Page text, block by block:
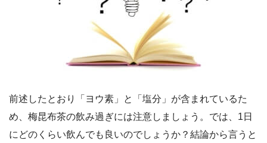
前述したとおり「ヨウ素」と「塩分」が含まれているた
め、梅昆布茶の飲み過ぎには注意しましょう。では、1日
にどのくらい飲んでも良いのでしょうか？結論から言うと